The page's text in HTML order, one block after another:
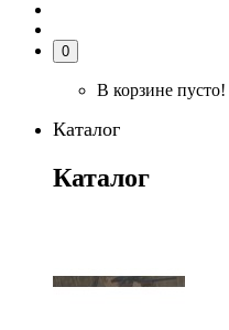
0
В корзине пусто!
Каталог
Каталог